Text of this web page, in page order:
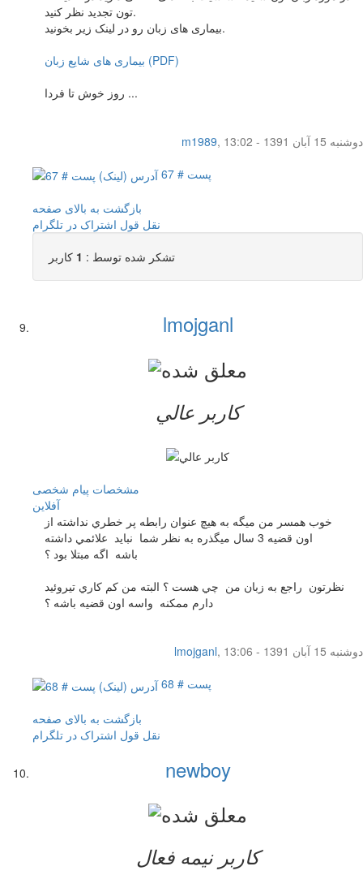
تون تجدید نظر کنید.
بیماری های زبان رو در لینک زیر بخونید.
بیماری های شایع زبان (PDF)
روز خوش تا فردا ...
m1989,
دوشنبه 15 آبان 1391 - 13:02
پست # 67
بازگشت به بالای صفحه
نقل قول اشتراک در تلگرام
تشکر شده توسط : 1 کاربر
lmojganl
کاربر عالي
مشخصات پیام شخصی
آفلاين
خوب همسر من ميگه به هيچ عنوان رابطه پر خطري نداشته از
اون قضيه 3 سال ميگذره به نظر شما نبايد علائمي داشته
باشه اگه مبتلا بود ؟
نظرتون راجع به زبان من چي هست ؟ البته من كم كاري تيروئيد
دارم ممكنه واسه اون قضيه باشه ؟
lmojganl,
دوشنبه 15 آبان 1391 - 13:06
پست # 68
بازگشت به بالای صفحه
نقل قول اشتراک در تلگرام
newboy
کاربر نيمه فعال